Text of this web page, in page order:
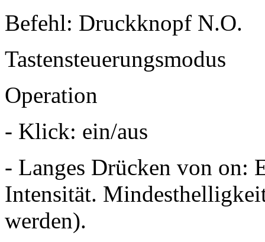
Befehl: Druckknopf N.O.
Tastensteuerungsmodus
Operation
- Klick: ein/aus
- Langes Drücken von on:
Intensität.
werden).